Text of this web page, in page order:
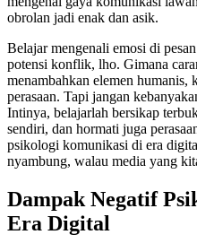
obrolan jadi enak dan asik.
Belajar mengenali emosi di
potensi konflik, lho. Gimana
menambahkan elemen
perasaan. Tapi jangan
Intinya, belajarlah bersikap
sendiri, dan hormati juga
psikologi komunikasi di era
nyambung, walau media yang
Dampak Negatif
Era Digital